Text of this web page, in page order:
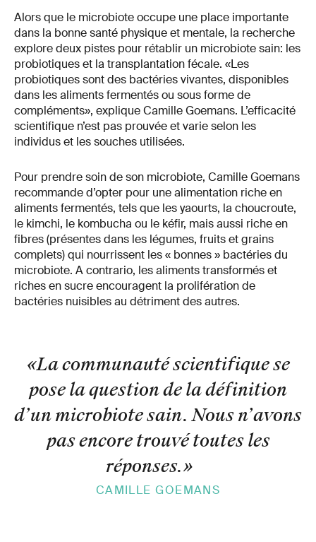
Alors que le microbiote occupe une place importante
dans la bonne santé physique et mentale, la recherche
explore deux pistes pour rétablir un microbiote sain: les
probiotiques et la transplantation fécale. «Les
probiotiques sont des bactéries vivantes, disponibles
dans les aliments fermentés ou sous forme de
compléments», explique Camille Goemans. L’efficacité
scientifique n’est pas prouvée et varie selon les
individus et les souches utilisées.
Pour prendre soin de son microbiote, Camille Goemans
recommande d’opter pour une alimentation riche en
aliments fermentés, tels que les yaourts, la choucroute,
le kimchi, le kombucha ou le kéfir, mais aussi riche en
fibres (présentes dans les légumes, fruits et grains
complets) qui nourrissent les « bonnes » bactéries du
microbiote. A contrario, les aliments transformés et
riches en sucre encouragent la prolifération de
bactéries nuisibles au détriment des autres.
«La communauté scientifique se
pose la question de la définition
d’un microbiote sain. Nous n’avons
pas encore trouvé toutes les
réponses.»
CAMILLE GOEMANS